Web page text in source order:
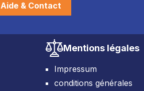
Aide & Contact
Mentions légales
Impressum
conditions générales